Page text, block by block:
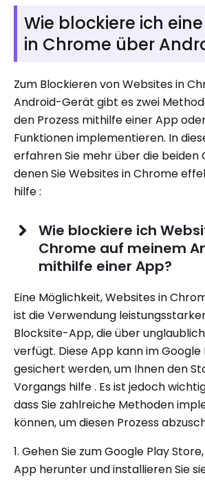
Wie blockiere ich
in Chrome über
Zum Blockieren von Websites in
Android-Gerät gibt es zwei
den Prozess mithilfe einer App
Funktionen implementieren. In
erfahren Sie mehr über die beiden
denen Sie Websites in Chrome
hilfe :
Wie blockiere ich
Chrome auf meinem
mithilfe einer App?
Eine Möglichkeit, Websites in
ist die Verwendung
Blocksite-App, die über
verfügt. Diese App kann im Google
gesichert werden, um Ihnen den
Vorgangs hilfe . Es ist jedoch
dass Sie zahlreiche Methoden
können, um diesen Prozess
1. Gehen Sie zum Google Play
App herunter und installieren Sie